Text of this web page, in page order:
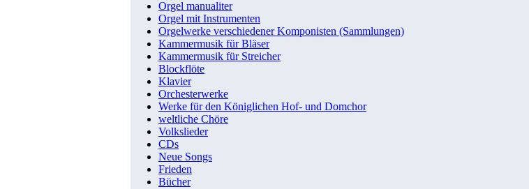
Orgel manualiter
Orgel mit Instrumenten
Orgelwerke verschiedener Komponisten (Sammlungen)
Kammermusik für Bläser
Kammermusik für Streicher
Blockflöte
Klavier
Orchesterwerke
Werke für den Königlichen Hof- und Domchor
weltliche Chöre
Volkslieder
CDs
Neue Songs
Frieden
Bücher